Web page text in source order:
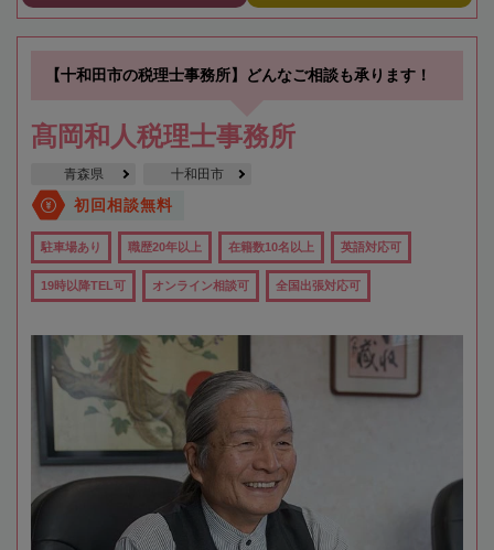
【十和田市の税理士事務所】どんなご相談も承ります！
髙岡和人税理士事務所
青森県 十和田市
初回相談無料
駐車場あり 職歴20年以上 在籍数10名以上 英語対応可
19時以降TEL可 オンライン相談可 全国出張対応可